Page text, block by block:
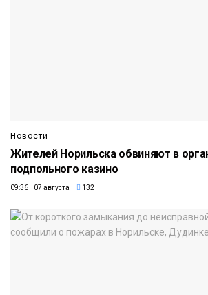
Новости
Жителей Норильска обвиняют в
подпольного казино
09:36 07 августа 132